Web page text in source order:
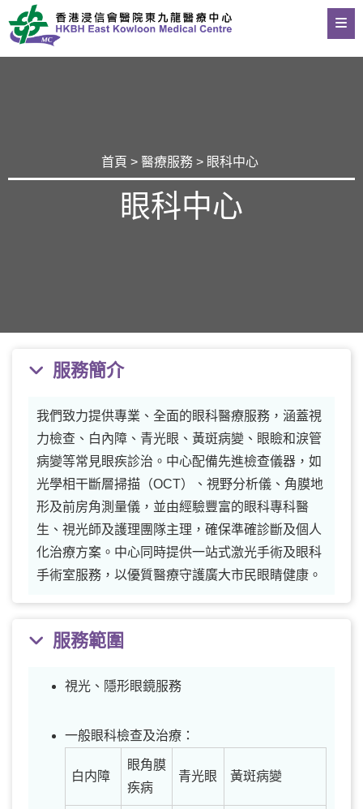
首頁 > 醫療服務> 眼科中心
眼科中心
服務簡介
我們致力提供專業、全面的眼科醫療服務，涵蓋視
力檢查、白內障、青光眼、黃斑病變、眼瞼和淚管
病變等常見眼疾診治。中心配備先進檢查儀器，如
光學相干斷層掃描（OCT）、視野分析儀、角膜地
形及前房角測量儀，並由經驗豐富的眼科專科醫
生、視光師及護理團隊主理，確保準確診斷及個人
化治療方案。中心同時提供一站式激光手術及眼科
手術室服務，以優質醫療守護廣大市民眼睛健康。
服務範圍
視光、隱形眼鏡服務
一般眼科檢查及治療：
白内障
眼角膜
疾病
青光眼 黃斑病變